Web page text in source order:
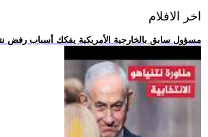
اخر الافلام
.. مسؤول سابق بالخارجية الأمريكية يفكك أسباب رفض